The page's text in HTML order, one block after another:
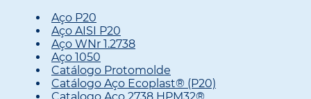
Aço P20
Aço AISI P20
Aço WNr 1.2738
Aço 1050
Catálogo Protomolde
Catálogo Aço Ecoplast® (P20)